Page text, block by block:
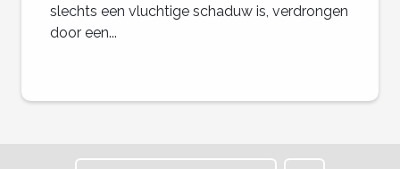
slechts een vluchtige schaduw is, verdrongen
door een...